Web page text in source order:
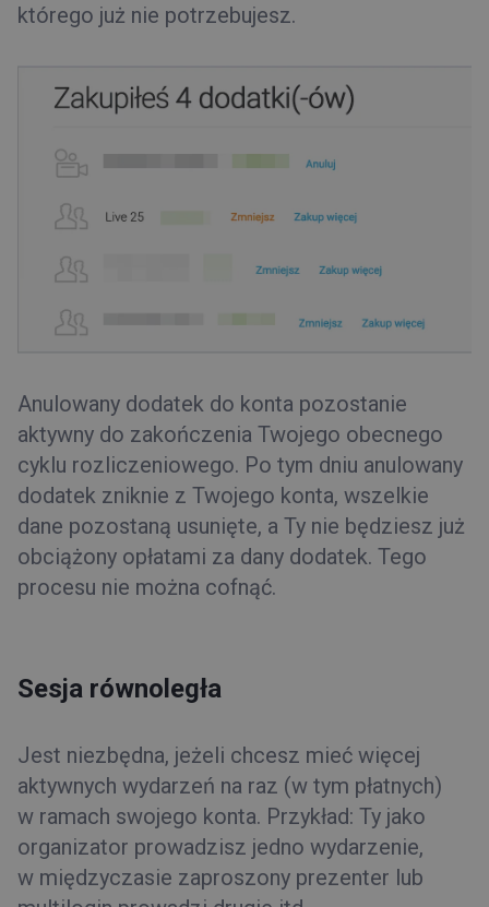
którego już nie potrzebujesz.
Anulowany dodatek do konta pozostanie
aktywny do zakończenia Twojego obecnego
cyklu rozliczeniowego. Po tym dniu anulowany
dodatek zniknie z Twojego konta, wszelkie
dane pozostaną usunięte, a Ty nie będziesz już
obciążony opłatami za dany dodatek. Tego
procesu nie można cofnąć.
Sesja równoległa
Jest niezbędna, jeżeli chcesz mieć więcej
aktywnych wydarzeń na raz (w tym płatnych)
w ramach swojego konta. Przykład: Ty jako
organizator prowadzisz jedno wydarzenie,
w międzyczasie zaproszony prezenter lub